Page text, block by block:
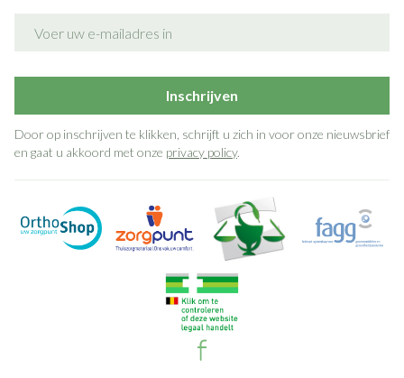
Inschrijven
Door op inschrijven te klikken, schrijft u zich in voor onze nieuwsbrief
en gaat u akkoord met onze privacy policy.